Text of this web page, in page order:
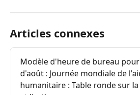
Articles connexes
Modèle d'heure de bureau
d'août : Journée mondiale de
humanitaire : Table ronde sur